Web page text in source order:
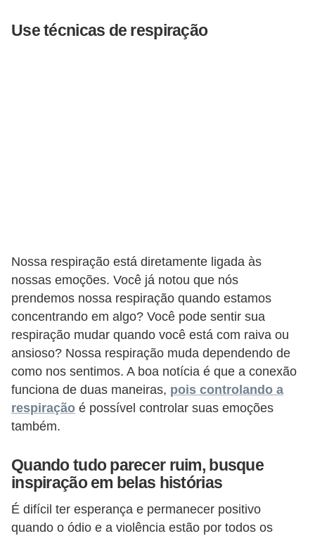
Use técnicas de respiração
Nossa respiração está diretamente ligada às
nossas emoções. Você já notou que nós
prendemos nossa respiração quando estamos
concentrando em algo? Você pode sentir sua
respiração mudar quando você está com raiva ou
ansioso? Nossa respiração muda dependendo de
como nos sentimos. A boa notícia é que a conexão
funciona de duas maneiras, pois controlando a
respiração é possível controlar suas emoções
também.
Quando tudo parecer ruim, busque
inspiração em belas histórias
É difícil ter esperança e permanecer positivo
quando o ódio e a violência estão por todos os
i
f
t
w
a
r
e
d
c
o
n
t